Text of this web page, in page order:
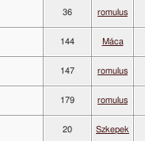
36 romulus
144 Máca
147 romulus
179 romulus
20 Szkepek